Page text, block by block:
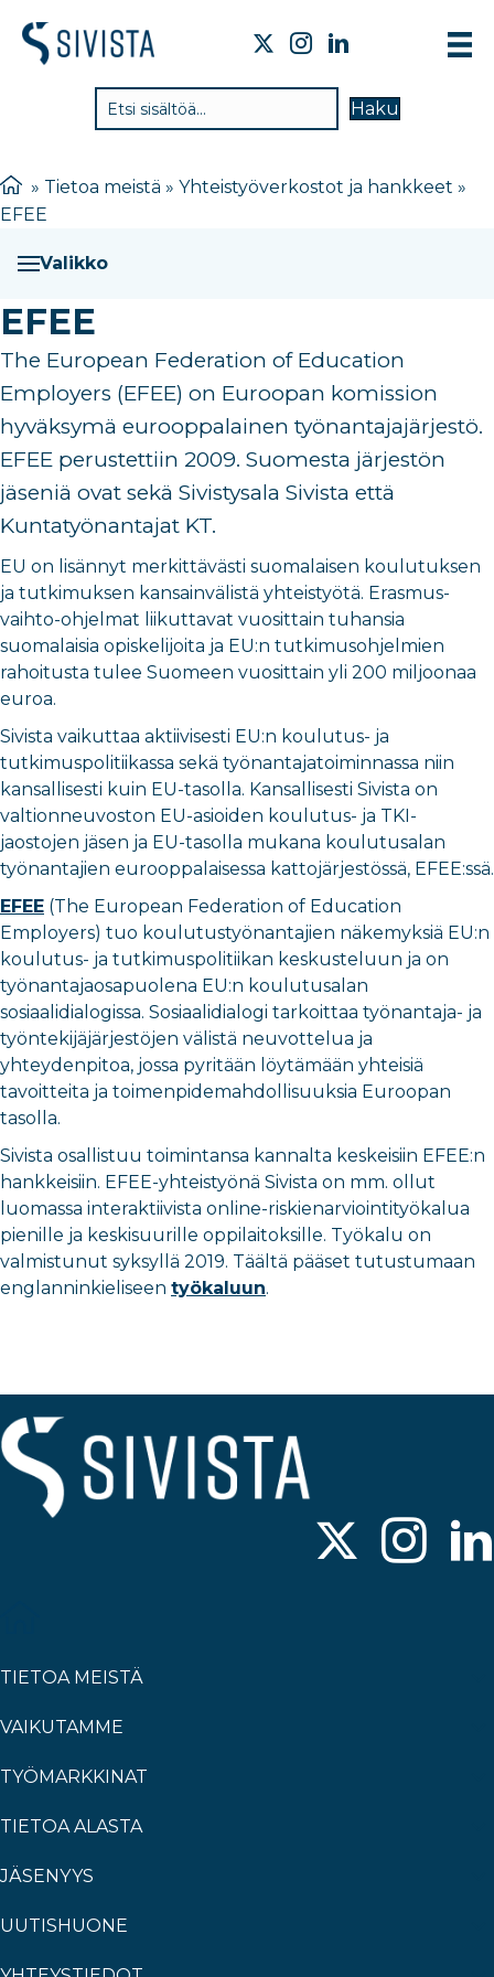
Haku
» Tietoa meistä » Yhteistyöverkostot ja hankkeet »
EFEE
Valikko
EFEE
The European Federation of Education
Employers (EFEE) on Euroopan komission
hyväksymä eurooppalainen työnantajajärjestö.
EFEE perustettiin 2009. Suomesta järjestön
jäseniä ovat sekä Sivistysala Sivista että
Kuntatyönantajat KT.
EU on lisännyt merkittävästi suomalaisen koulutuksen
ja tutkimuksen kansainvälistä yhteistyötä. Erasmus-
vaihto-ohjelmat liikuttavat vuosittain tuhansia
suomalaisia opiskelijoita ja EU:n tutkimusohjelmien
rahoitusta tulee Suomeen vuosittain yli 200 miljoonaa
euroa.
Sivista vaikuttaa aktiivisesti EU:n koulutus- ja
tutkimuspolitiikassa sekä työnantajatoiminnassa niin
kansallisesti kuin EU-tasolla. Kansallisesti Sivista on
valtionneuvoston EU-asioiden koulutus- ja TKI-
jaostojen jäsen ja EU-tasolla mukana koulutusalan
työnantajien eurooppalaisessa kattojärjestössä, EFEE:ssä.
EFEE (The European Federation of Education
Employers) tuo koulutustyönantajien näkemyksiä EU:n
koulutus- ja tutkimuspolitiikan keskusteluun ja on
työnantajaosapuolena EU:n koulutusalan
sosiaalidialogissa. Sosiaalidialogi tarkoittaa työnantaja- ja
työntekijäjärjestöjen välistä neuvottelua ja
yhteydenpitoa, jossa pyritään löytämään yhteisiä
tavoitteita ja toimenpidemahdollisuuksia Euroopan
tasolla.
Sivista osallistuu toimintansa kannalta keskeisiin EFEE:n
hankkeisiin. EFEE-yhteistyönä Sivista on mm. ollut
luomassa interaktiivista online-riskienarviointityökalua
pienille ja keskisuurille oppilaitoksille. Työkalu on
valmistunut syksyllä 2019. Täältä pääset tutustumaan
englanninkieliseen työkaluun.
TIETOA MEISTÄ
VAIKUTAMME
TYÖMARKKINAT
TIETOA ALASTA
JÄSENYYS
UUTISHUONE